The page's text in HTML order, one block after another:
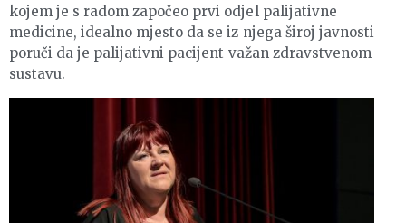
kojem je s radom započeo prvi odjel palijativne
medicine, idealno mjesto da se iz njega široj javnosti
poruči da je palijativni pacijent važan zdravstvenom
sustavu.